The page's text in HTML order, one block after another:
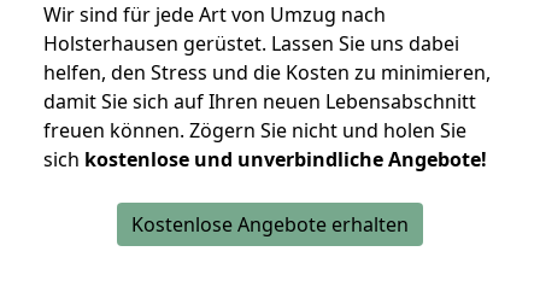
Wir sind für jede Art von Umzug nach
Holsterhausen gerüstet. Lassen Sie uns dabei
helfen, den Stress und die Kosten zu minimieren,
damit Sie sich auf Ihren neuen Lebensabschnitt
freuen können. Zögern Sie nicht und holen Sie
sich kostenlose und unverbindliche Angebote!
Kostenlose Angebote erhalten